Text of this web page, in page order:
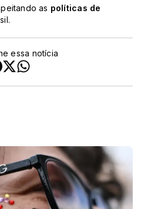
as políticas de
essa notícia